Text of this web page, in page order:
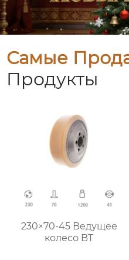
Самые
Продукты
230×70-45 Ведущее
колесо BT